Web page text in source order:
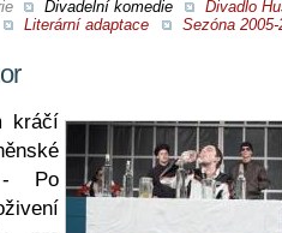
Divadelní komedie
Divadlo
Literární adaptace Sezóna 2005-
kráčí
Po